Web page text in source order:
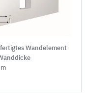
Wandelement